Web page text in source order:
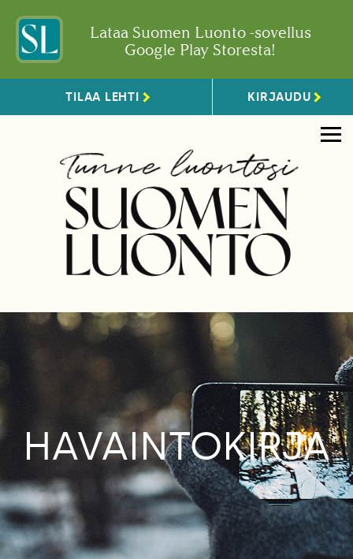
Lataa Suomen Luonto -sovellus
Google Play Storesta!
TILAA LEHTI KIRJAUDU
HAVAINTOKIRJA